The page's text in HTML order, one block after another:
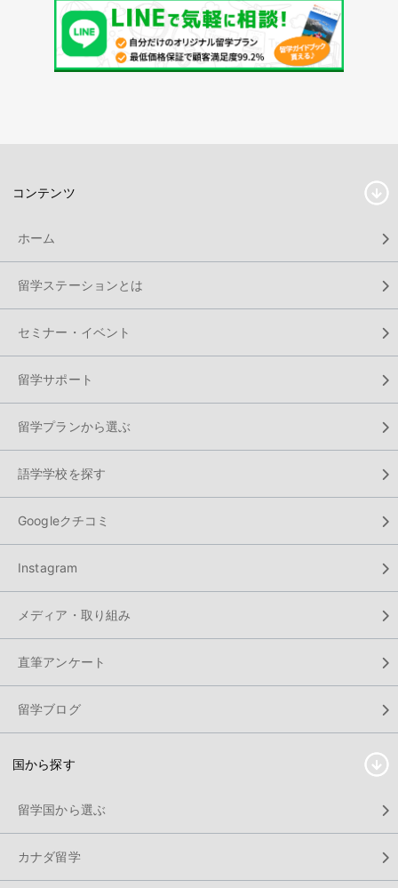
コンテンツ
ホーム
留学ステーションとは
セミナー・イベント
留学サポート
留学プランから選ぶ
語学学校を探す
Googleクチコミ
Instagram
メディア・取り組み
直筆アンケート
留学ブログ
国から探す
留学国から選ぶ
カナダ留学